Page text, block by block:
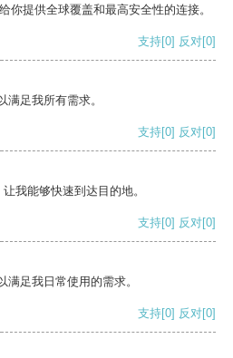
你提供全球覆盖和最高安全性的连接。
支持[0] 反对[0]
足我所有需求。
支持[0] 反对[0]
我能够快速到达目的地。
支持[0] 反对[0]
足我日常使用的需求。
支持[0] 反对[0]